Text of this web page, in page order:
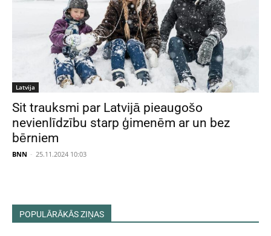
Latvija
Sit trauksmi par Latvijā pieaugošo
nevienlīdzību starp ģimenēm ar un bez
bērniem
BNN - 25.11.2024 10:03
POPULĀRĀKĀS ZIŅAS